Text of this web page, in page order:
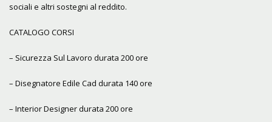
sociali e altri sostegni al reddito.
CATALOGO CORSI
– Sicurezza Sul Lavoro durata 200 ore
– Disegnatore Edile Cad durata 140 ore
– Interior Designer durata 200 ore